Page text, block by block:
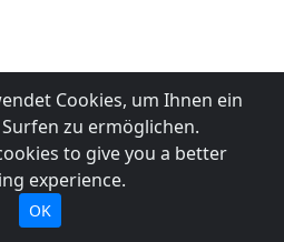
Cookies, um Ihnen ein
zu ermöglichen.
to give you a better
experience.
OK